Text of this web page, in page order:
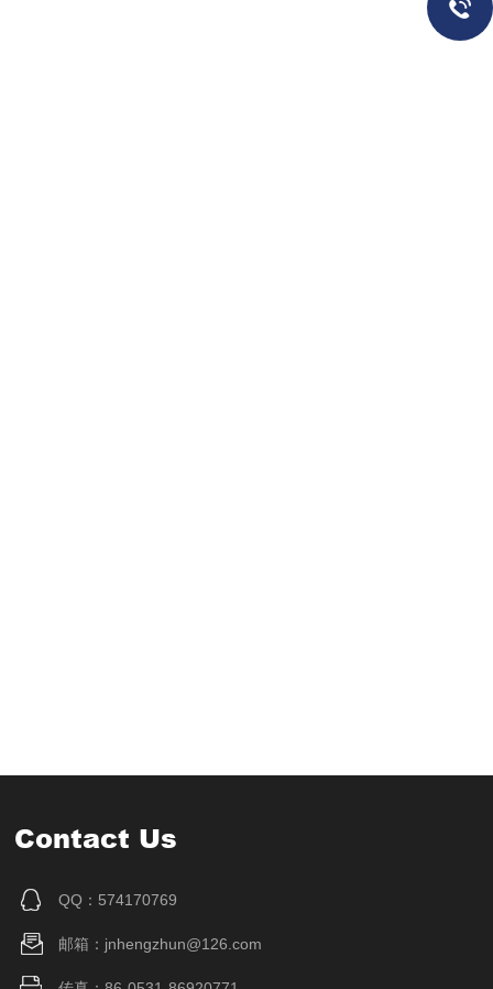
Contact Us
QQ：574170769
邮箱：jnhengzhun@126.com